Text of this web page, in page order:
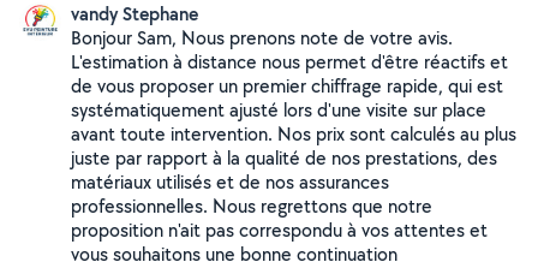
vandy Stephane
Bonjour Sam, Nous prenons note de votre avis.
L'estimation à distance nous permet d'être réactifs et
de vous proposer un premier chiffrage rapide, qui est
systématiquement ajusté lors d'une visite sur place
avant toute intervention. Nos prix sont calculés au plus
juste par rapport à la qualité de nos prestations, des
matériaux utilisés et de nos assurances
professionnelles. Nous regrettons que notre
proposition n'ait pas correspondu à vos attentes et
vous souhaitons une bonne continuation